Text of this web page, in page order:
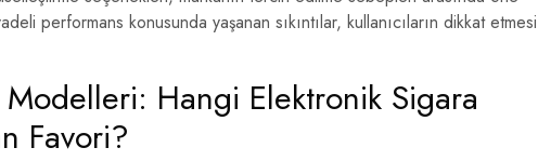
performans konusunda yaşanan sıkıntılar, kullanıcıların dikkat etmesi
Modelleri: Hangi Elektronik Sigara
Favori?